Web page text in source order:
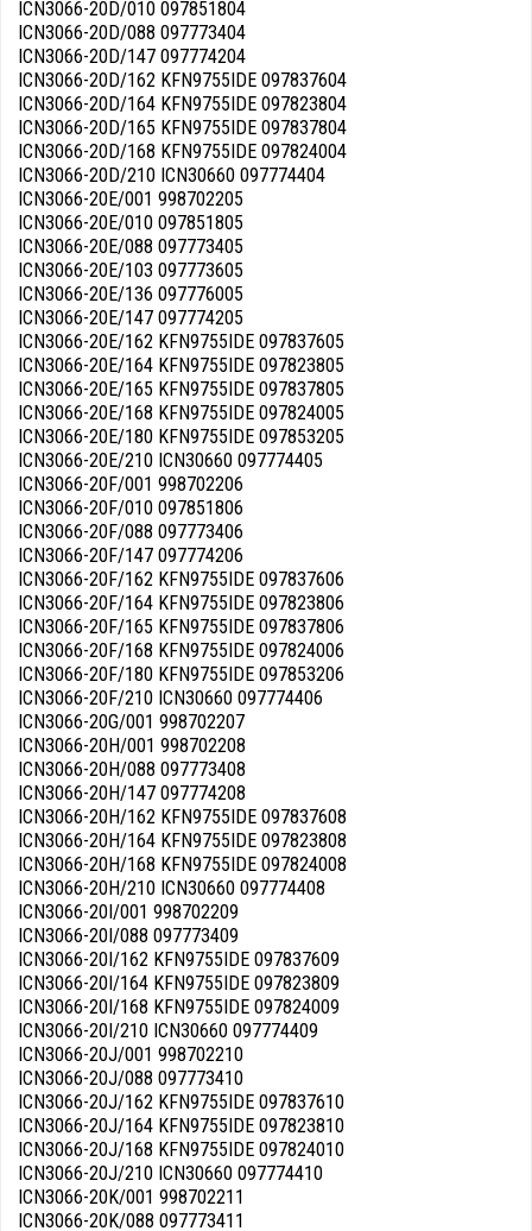
ICN3066-20D/010 097851804
ICN3066-20D/088 097773404
ICN3066-20D/147 097774204
ICN3066-20D/162 KFN9755IDE 097837604
ICN3066-20D/164 KFN9755IDE 097823804
ICN3066-20D/165 KFN9755IDE 097837804
ICN3066-20D/168 KFN9755IDE 097824004
ICN3066-20D/210 ICN30660 097774404
ICN3066-20E/001 998702205
ICN3066-20E/010 097851805
ICN3066-20E/088 097773405
ICN3066-20E/103 097773605
ICN3066-20E/136 097776005
ICN3066-20E/147 097774205
ICN3066-20E/162 KFN9755IDE 097837605
ICN3066-20E/164 KFN9755IDE 097823805
ICN3066-20E/165 KFN9755IDE 097837805
ICN3066-20E/168 KFN9755IDE 097824005
ICN3066-20E/180 KFN9755IDE 097853205
ICN3066-20E/210 ICN30660 097774405
ICN3066-20F/001 998702206
ICN3066-20F/010 097851806
ICN3066-20F/088 097773406
ICN3066-20F/147 097774206
ICN3066-20F/162 KFN9755IDE 097837606
ICN3066-20F/164 KFN9755IDE 097823806
ICN3066-20F/165 KFN9755IDE 097837806
ICN3066-20F/168 KFN9755IDE 097824006
ICN3066-20F/180 KFN9755IDE 097853206
ICN3066-20F/210 ICN30660 097774406
ICN3066-20G/001 998702207
ICN3066-20H/001 998702208
ICN3066-20H/088 097773408
ICN3066-20H/147 097774208
ICN3066-20H/162 KFN9755IDE 097837608
ICN3066-20H/164 KFN9755IDE 097823808
ICN3066-20H/168 KFN9755IDE 097824008
ICN3066-20H/210 ICN30660 097774408
ICN3066-20I/001 998702209
ICN3066-20I/088 097773409
ICN3066-20I/162 KFN9755IDE 097837609
ICN3066-20I/164 KFN9755IDE 097823809
ICN3066-20I/168 KFN9755IDE 097824009
ICN3066-20I/210 ICN30660 097774409
ICN3066-20J/001 998702210
ICN3066-20J/088 097773410
ICN3066-20J/162 KFN9755IDE 097837610
ICN3066-20J/164 KFN9755IDE 097823810
ICN3066-20J/168 KFN9755IDE 097824010
ICN3066-20J/210 ICN30660 097774410
ICN3066-20K/001 998702211
ICN3066-20K/088 097773411